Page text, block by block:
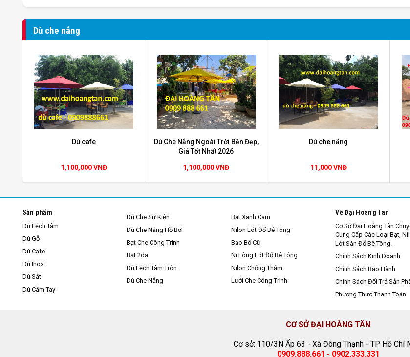
dù che nắng
Dù che nắng
Dù cafe
1,100,000 VNĐ
Dù Che Nắng Ngoài Trời Bền Đẹp,
Giá Tốt Nhất 2026
1,100,000 VNĐ
Dù che nắng
11,000 VNĐ
Sản phẩm
Dù Lệch Tâm
Dù Gỗ
Dù Cafe
Dù Inox
Dù Sắt
Dù Cầm Tay
Dù Che Sự Kiện
Dù Che Nắng Hồ Bơi
Bạt Che Công Trình
Bạt 2da
Dù Lệch Tâm Tròn
Dù Che Nắng
Bạt Xanh Cam
Nilon Lót Đổ Bê Tông
Bao Bố Cũ
Ni Lông Lót Đổ Bê Tông
Nilon Chống Thấm
Lưới Che Công Trình
Về Đại Hoàng Tân
Cơ Sở Đại Hoàng Tân
Cung Cấp Các Loại Bạt,
Lót Sàn Đổ Bê Tông.
Chính Sách Kinh Doanh
Chính Sách Bảo Hành
Chính Sách Đổi Trả Sản
Phương Thức Thanh Toán
CƠ SỞ ĐẠI HOÀNG TÂN
Cơ sở: 110/3N Ấp 63 - Xã Đông Thạnh - TP Hồ Chí
0909.888.661 - 0902.333.331